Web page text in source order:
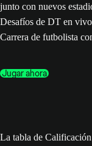
junto con nuevos
Desafíos de DT en
Carrera de futbolista
Jugar ahora
La tabla de